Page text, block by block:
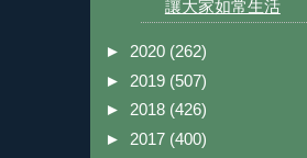
讓大家如常生活
► 2020 (262)
► 2019 (507)
► 2018 (426)
► 2017 (400)